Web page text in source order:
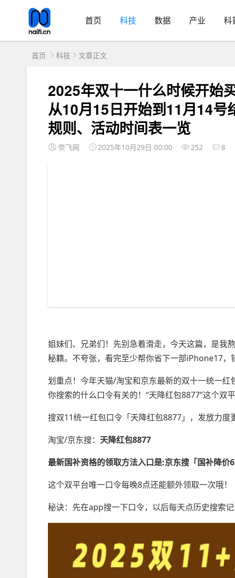
首页 科技 数据 产业 科
首页 科技 文章正文
2025年双十一什么时候开始
从10月15日开始到11月14号
规则、活动时间表一览
奈飞网 2025年10月29日 00:00 252 8
姐妹们、兄弟们！先别急着滑走，今天这篇，是我
秘籍。不夸张，看完至少帮你省下一部iPhone17，
划重点！今年天猫/淘宝和京东最新的双十一统一红
你搜索的什么口令有关的！“天降红包8877”这个双
搜双11统一红包口令「天降红包8877」，发放力度
淘宝/京东搜： 天降红包8877
最新国补资格的领取方法入口是:京东搜「国补降价
这个双平台唯一口令每晚8点还能额外领取一次哦！
秘诀：先在app搜一下口令，以后每天点历史搜索记